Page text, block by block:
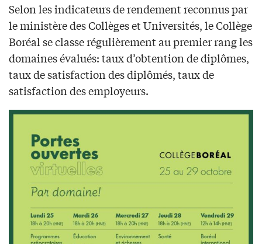
Selon les indicateurs de rendement reconnus par
le ministère des Collèges et Universités, le Collège
Boréal se classe régulièrement au premier rang les
domaines évalués: taux d’obtention de diplômes,
taux de satisfaction des diplômés, taux de
satisfaction des employeurs.